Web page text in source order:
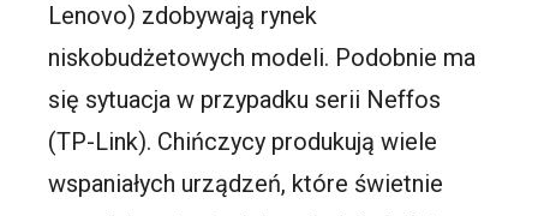
Lenovo) zdobywają rynek
niskobudżetowych modeli. Podobnie ma
się sytuacja w przypadku serii Neffos
(TP-Link). Chińczycy produkują wiele
wspaniałych urządzeń, które świetnie